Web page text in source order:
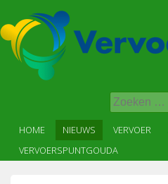
to
content
maat
voor
Zoeken
naar:
HOME NIEUWS VERVOER
VERVOERSPUNTGOUDA